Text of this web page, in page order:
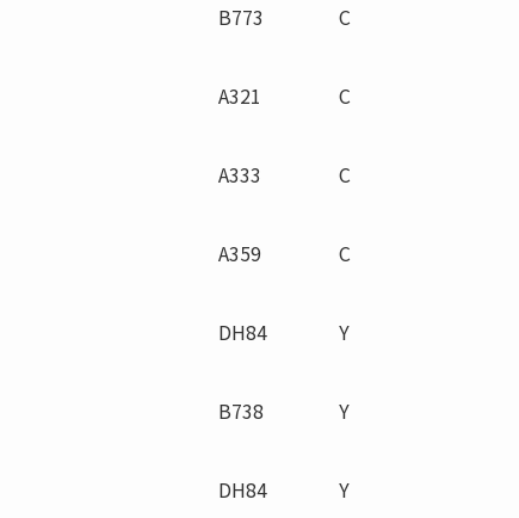
B773 C
A321 C
A333 C
A359 C
DH84 Y
B738 Y
DH84 Y